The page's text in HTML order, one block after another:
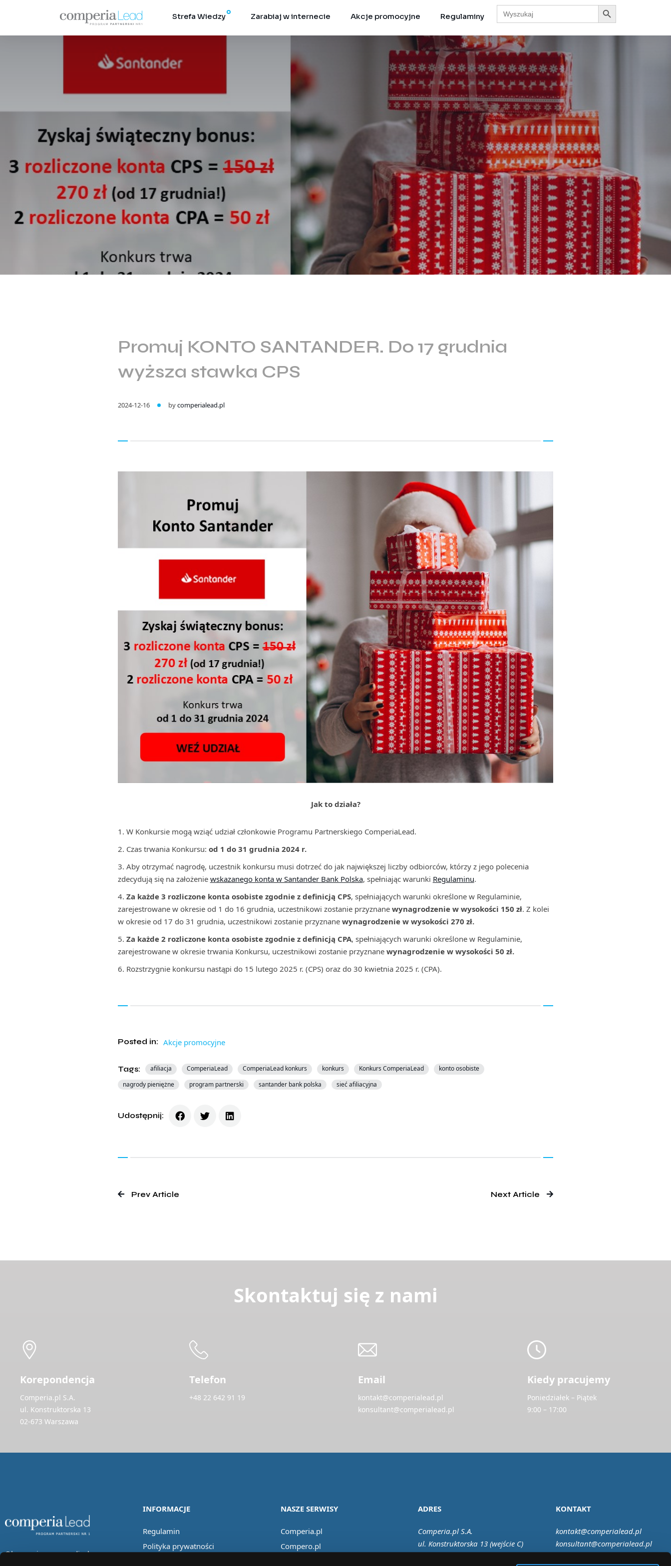
Strefa Wiedzy Zarabiaj w internecie Akcje promocyjne Regulaminy
Search
for:
Search Button
Promuj KONTO SANTANDER. Do 17 grudnia
wyższa stawka CPS
2024-12-16 bycomperialead.pl
Jak to działa?
W Konkursie mogą wziąć udział członkowie Programu Partnerskiego ComperiaLead.
Czas trwania Konkursu: od 1 do 31 grudnia 2024 r.
Aby otrzymać nagrodę, uczestnik konkursu musi dotrzeć do jak największej liczby odbiorców, którzy z jego polecenia
zdecydują się na założenie wskazanego konta w Santander Bank Polska, spełniając warunki Regulaminu.
Za każde 3 rozliczone konta osobiste zgodnie z definicją CPS, spełniających warunki określone w Regulaminie,
zarejestrowane w okresie od 1 do 16 grudnia, uczestnikowi zostanie przyznane wynagrodzenie w wysokości 150 zł. Z kolei
w okresie od 17 do 31 grudnia, uczestnikowi zostanie przyznane wynagrodzenie w wysokości 270 zł.
Za każde 2 rozliczone konta osobiste zgodnie z definicją CPA, spełniających warunki określone w Regulaminie,
zarejestrowane w okresie trwania Konkursu, uczestnikowi zostanie przyznane wynagrodzenie w wysokości 50 zł.
Rozstrzygnie konkursu nastąpi do 15 lutego 2025 r. (CPS) oraz do 30 kwietnia 2025 r. (CPA).
Posted in: Akcje promocyjne
Tags: afiliacja ComperiaLead ComperiaLead konkurs konkurs Konkurs ComperiaLead
konto osobiste
nagrody pieniężne
program partnerski santander bank polska sieć afiliacyjna
Udostępnij:
Prev Article Next Article
Skontaktuj się z nami
Korepondencja
Comperia.pl S.A.
ul. Konstruktorska 13
02-673 Warszawa
Telefon
+48 22 642 91 19
Email
kontakt@comperialead.pl
konsultant@comperialead.pl
Kiedy pracujemy
Poniedziałek – Piątek
9:00 – 17:00
Obserwuj nas w mediach
INFORMACJE
Regulamin
Polityka prywatności
NASZE SERWISY
Comperia.pl
Compero.pl
ADRES
Comperia.pl S.A.
ul. Konstruktorska 13 (wejście C)
02-673 Warszawa
KONTAKT
kontakt@comperialead.pl
konsultant@comperialead.pl